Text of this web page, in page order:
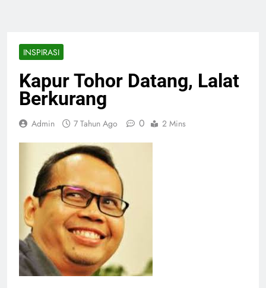
INSPIRASI
Kapur Tohor Datang, Lalat
Berkurang
Admin 7 Tahun Ago 0 2 Mins